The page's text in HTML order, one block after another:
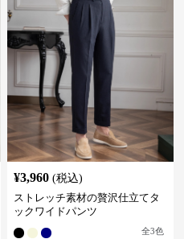
¥3,960 (税込)
ストレッチ素材の贅沢仕立てタ
ックワイドパンツ
全3色